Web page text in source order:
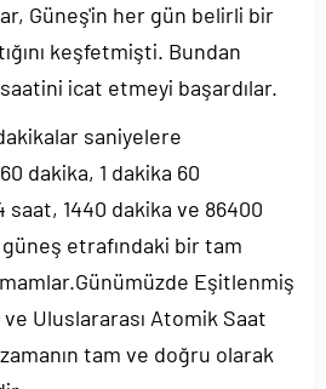
Güneş'in her gün belirli bir
keşfetmişti. Bundan
icat etmeyi başardılar.
saniyelere
dakika, 1 dakika 60
saat, 1440 dakika ve 86400
güneş etrafındaki bir tam
Eşitlenmiş
ve Uluslararası Atomik Saat
tam ve doğru olarak